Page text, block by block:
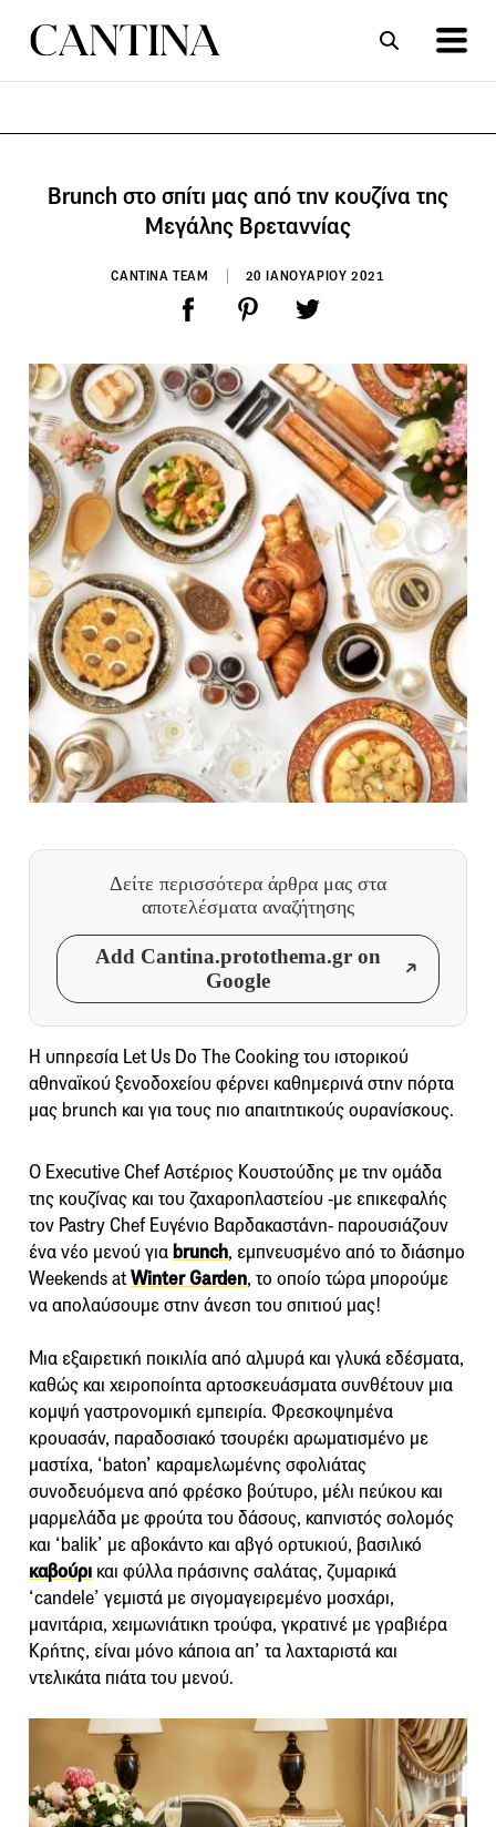
Brunch στο σπίτι μας από την κουζίνα της
Μεγάλης Βρεταννίας
CANTINA TEAM 20 ΙΑΝΟΥΑΡΙΟΥ 2021
Δείτε περισσότερα άρθρα μας στα
αποτελέσματα αναζήτησης
Add Cantina.protothema.gr on
Google
Η υπηρεσία Let Us Do The Cooking του ιστορικού
αθηναϊκού ξενοδοχείου φέρνει καθημερινά στην πόρτα
μας brunch και για τους πιο απαιτητικούς ουρανίσκους.
Ο Executive Chef Αστέριος Κουστούδης με την ομάδα
της κουζίνας και του ζαχαροπλαστείου -με επικεφαλής
τον Pastry Chef Ευγένιο Βαρδακαστάνη- παρουσιάζουν
ένα νέο μενού γιαbrunch, εμπνευσμένο από το διάσημο
Weekends atWinter Garden, το οποίο τώρα μπορούμε
να απολαύσουμε στην άνεση του σπιτιού μας!
Μια εξαιρετική ποικιλία από αλμυρά και γλυκά εδέσματα,
καθώς και χειροποίητα αρτοσκευάσματα συνθέτουν μια
κομψή γαστρονομική εμπειρία. Φρεσκοψημένα
κρουασάν, παραδοσιακό τσουρέκι αρωματισμένο με
μαστίχα, ‘baton’ καραμελωμένης σφολιάτας
συνοδευόμενα από φρέσκο βούτυρο, μέλι πεύκου και
μαρμελάδα με φρούτα του δάσους, καπνιστός σολομός
και ‘balik’ με αβοκάντο και αβγό ορτυκιού, βασιλικό
καβούρι και φύλλα πράσινης σαλάτας, ζυμαρικά
‘candele’ γεμιστά με σιγομαγειρεμένο μοσχάρι,
μανιτάρια, χειμωνιάτικη τρούφα, γκρατινέ με γραβιέρα
Κρήτης, είναι μόνο κάποια απ’ τα λαχταριστά και
ντελικάτα πιάτα του μενού.